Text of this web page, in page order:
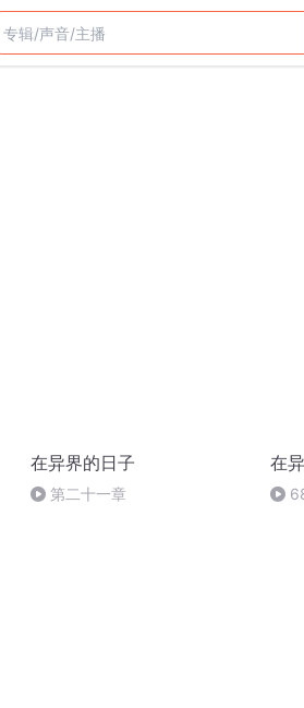
在异界的日子
第二十一章
在